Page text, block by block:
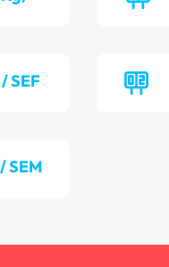
SEF
SEM